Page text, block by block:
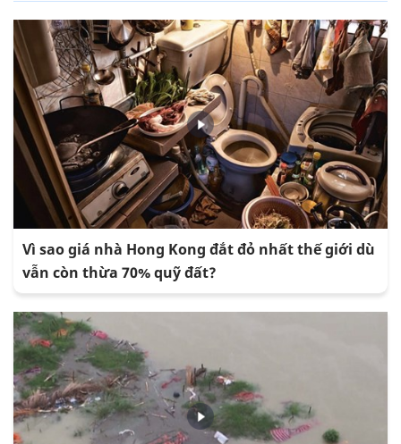
Vì sao giá nhà Hong Kong đắt đỏ nhất thế giới dù
vẫn còn thừa 70% quỹ đất?